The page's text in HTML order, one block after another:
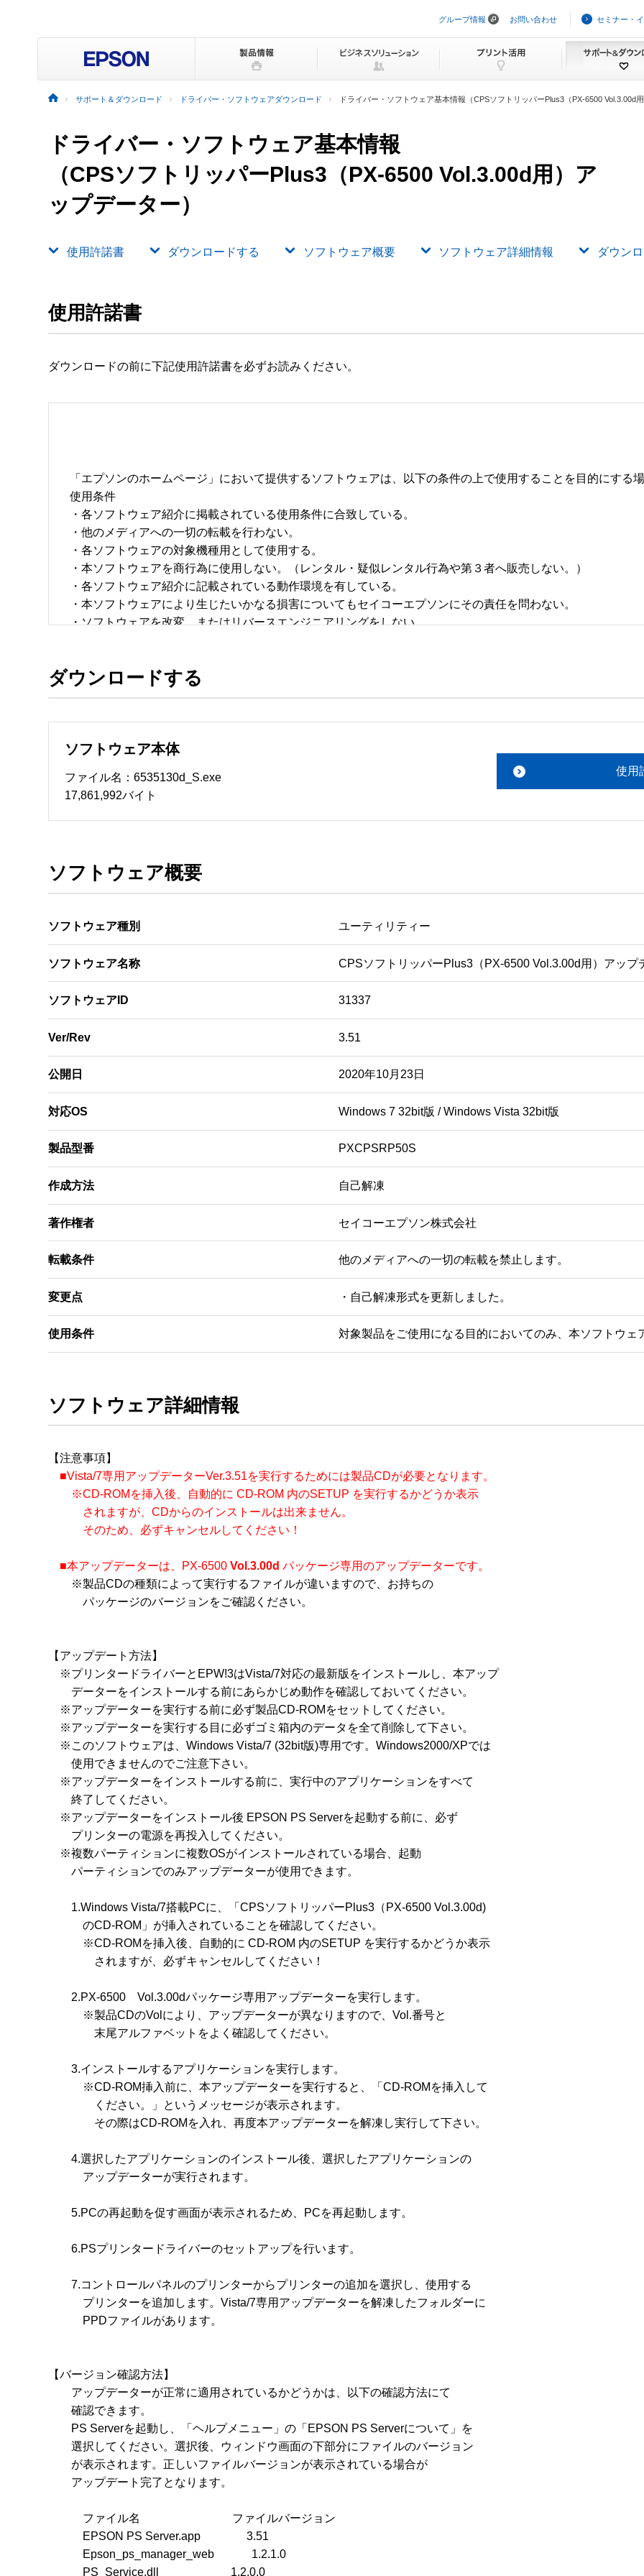
ビ
ョ
を
グループ情報 お問い合わせ セミナー・
サポート＆ダウンロード ドライバー・ソフトウェアダウンロード ドライバー・ソフトウェア基本情報（CPSソフトリッパーPlus3（PX-6500 Vol.3.00d
ドライバー・ソフトウェア基本情報
（CPSソフトリッパーPlus3（PX-6500 Vol.3.00d用）ア
ップデーター）
使用許諾書 ダウンロードする ソフトウェア概要 ソフトウェア詳細情報 ダウン
使用許諾書
ダウンロードの前に下記使用許諾書を必ずお読みください。
「エプソンのホームページ」において提供するソフトウェアは、以下の条件の上で使用することを目的にする
使用条件
・各ソフトウェア紹介に掲載されている使用条件に合致している。
・他のメディアへの一切の転載を行わない。
・各ソフトウェアの対象機種用として使用する。
・本ソフトウェアを商行為に使用しない。（レンタル・疑似レンタル行為や第３者へ販売しない。）
・各ソフトウェア紹介に記載されている動作環境を有している。
・本ソフトウェアにより生じたいかなる損害についてもセイコーエプソンにその責任を問わない。
・ソフトウェアを改変、またはリバースエンジニアリングをしない。
ソフトウェアのサポート
ソフトウェアの保証範囲
・ソフトウェアは、予告せず改良、変更することがあります。
著作権者
ダウンロードする
ソフトウェア本体
ファイル名：6535130d_S.exe
17,861,992バイト
使用
ソフトウェア概要
ソフトウェア種別 ユーティリティー
ソフトウェア名称 CPSソフトリッパーPlus3（PX-6500 Vol.3.00d用）アップ
ソフトウェアID 31337
Ver/Rev 3.51
公開日 2020年10月23日
対応OS Windows 7 32bit版 / Windows Vista 32bit版
製品型番 PXCPSRP50S
作成方法 自己解凍
著作権者 セイコーエプソン株式会社
転載条件 他のメディアへの一切の転載を禁止します。
変更点 ・自己解凍形式を更新しました。
使用条件 対象製品をご使用になる目的においてのみ、本ソフトウェ
ソフトウェア詳細情報
【注意事項】
■Vista/7専用アップデーターVer.3.51を実行するためには製品CDが必要となります。
※CD-ROMを挿入後、自動的に CD-ROM 内のSETUP を実行するかどうか表示
されますが、CDからのインストールは出来ません。
そのため、必ずキャンセルしてください！
■本アップデーターは、PX-6500 Vol.3.00d パッケージ専用のアップデーターです。
※製品CDの種類によって実行するファイルが違いますので、お持ちの
パッケージのバージョンをご確認ください。
【アップデート方法】
※プリンタードライバーとEPW!3はVista/7対応の最新版をインストールし、本アップ
データーをインストールする前にあらかじめ動作を確認しておいてください。
※アップデーターを実行する前に必ず製品CD-ROMをセットしてください。
※アップデーターを実行する目に必ずゴミ箱内のデータを全て削除して下さい。
※このソフトウェアは、Windows Vista/7 (32bit版)専用です。Windows2000/XPでは
使用できませんのでご注意下さい。
※アップデーターをインストールする前に、実行中のアプリケーションをすべて
終了してください。
※アップデーターをインストール後 EPSON PS Serverを起動する前に、必ず
プリンターの電源を再投入してください。
※複数パーティションに複数OSがインストールされている場合、起動
パーティションでのみアップデーターが使用できます。
1.Windows Vista/7搭載PCに、「CPSソフトリッパーPlus3（PX-6500 Vol.3.00d)
のCD-ROM」が挿入されていることを確認してください。
※CD-ROMを挿入後、自動的に CD-ROM 内のSETUP を実行するかどうか表示
されますが、必ずキャンセルしてください！
2.PX-6500　Vol.3.00dパッケージ専用アップデーターを実行します。
※製品CDのVolにより、アップデーターが異なりますので、Vol.番号と
末尾アルファベットをよく確認してください。
3.インストールするアプリケーションを実行します。
※CD-ROM挿入前に、本アップデーターを実行すると、「CD-ROMを挿入して
ください。」というメッセージが表示されます。
その際はCD-ROMを入れ、再度本アップデーターを解凍し実行して下さい。
4.選択したアプリケーションのインストール後、選択したアプリケーションの
アップデーターが実行されます。
5.PCの再起動を促す画面が表示されるため、PCを再起動します。
6.PSプリンタードライバーのセットアップを行います。
7.コントロールパネルのプリンターからプリンターの追加を選択し、使用する
プリンターを追加します。Vista/7専用アップデーターを解凍したフォルダーに
PPDファイルがあります。
【バージョン確認方法】
アップデーターが正常に適用されているかどうかは、以下の確認方法にて
確認できます。
PS Serverを起動し、「ヘルプメニュー」の「EPSON PS Serverについて」を
選択してください。選択後、ウィンドウ画面の下部分にファイルのバージョン
が表示されます。正しいファイルバージョンが表示されている場合が
アップデート完了となります。
ファイル名　　　　　　　　ファイルバージョン
EPSON PS Server.app　　　　3.51
Epson_ps_manager_web　　　 1.2.1.0
PS_Service.dll　　 　　　　1.2.0.0